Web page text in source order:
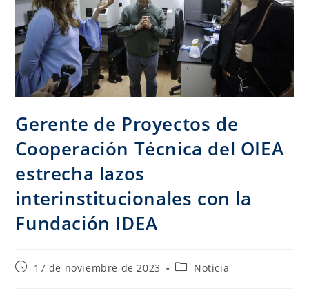
Gerente de Proyectos de
Cooperación Técnica del OIEA
estrecha lazos
interinstitucionales con la
Fundación IDEA
17 de noviembre de 2023 Noticia